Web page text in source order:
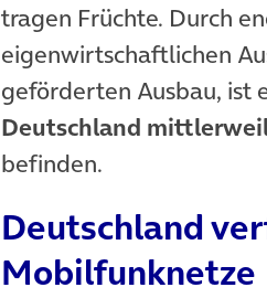
tragen Früchte. Durch
eigenwirtschaftlichen
geförderten Ausbau, ist
Deutschland
befinden.
Deutschland
Mobilfunknetze